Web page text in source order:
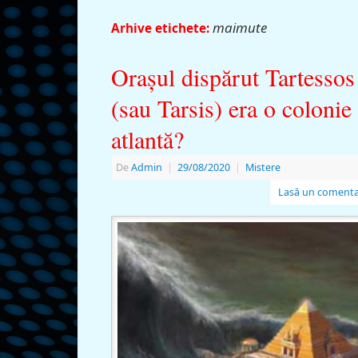
Arhive etichete:maimute
Oraşul dispărut Tartessos
(sau Tarsis) era o colonie
atlantă?
DeAdmin | 29/08/2020 | Mistere
Lasă un